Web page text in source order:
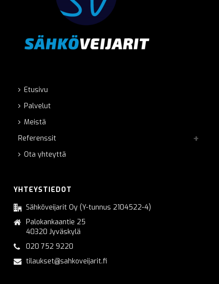
Etusivu
Palvelut
Meistä
Referenssit
Ota yhteyttä
YHTEYSTIEDOT
Sähköveijarit Oy (Y-tunnus 2104522-4)
Palokankaantie 25
40320 Jyväskylä
020 752 9220
tilaukset@sahkoveijarit.fi